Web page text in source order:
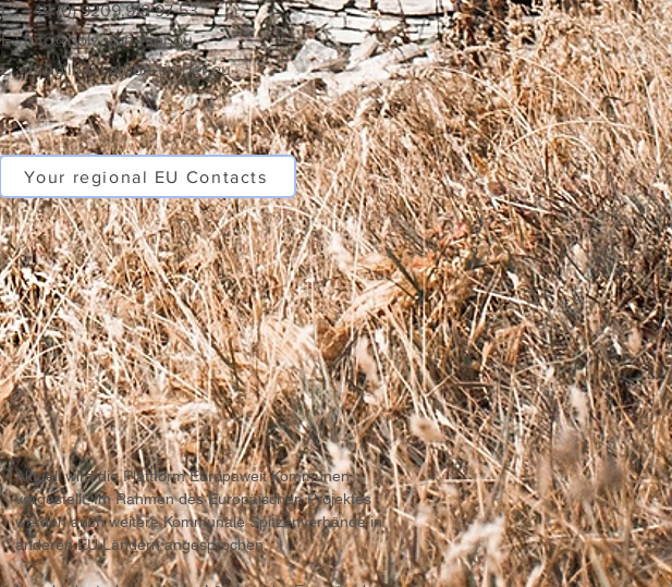
F.: +49 (0) 9209.918 97-53
E.:info@holz-von-hier.eu
E.: info@low-carbon-timber.eu
Your regional EU Contacts
Aktuell wird die Plattform Europaweit Kommunen
vorgestellt. Im Rahmen des Europäischen Projektes
werden auch weitere Kommunale Spitzenverbände in
anderen EU Ländern angesprochen.